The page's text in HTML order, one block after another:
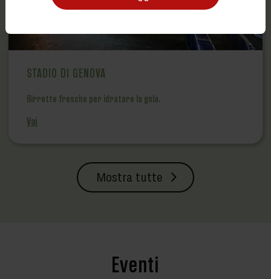
STADIO DI GENOVA
Birrette fresche per idratare la gola.
Vai
Mostra tutte
Eventi